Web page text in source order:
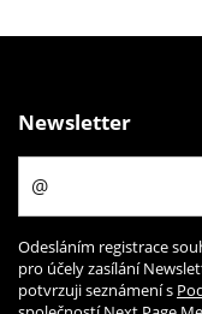
Newsletter
Odesláním registrace
pro účely zasílání
potvrzuji seznámení s